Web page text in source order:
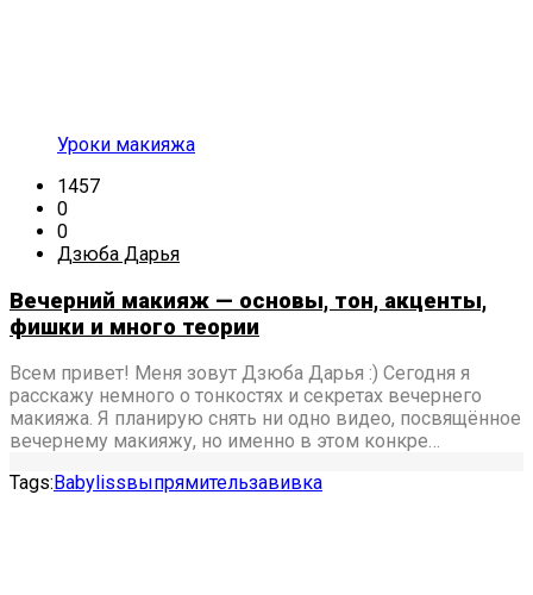
Уроки макияжа
1457
0
0
Дзюба Дарья
Вечерний макияж — основы, тон, акценты,
фишки и много теории
Всем привет! Меня зовут Дзюба Дарья :) Сегодня я
расскажу немного о тонкостях и секретах вечернего
макияжа. Я планирую снять ни одно видео, посвящённое
вечернему макияжу, но именно в этом конкре…
Tags: Babylissвыпрямительзавивка